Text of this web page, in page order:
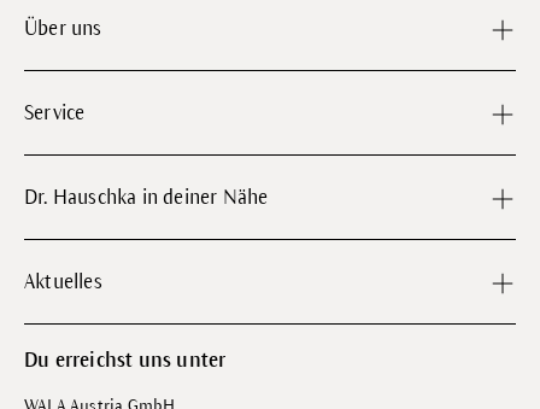
Über uns
Service
Dr. Hauschka in deiner Nähe
Aktuelles
Du erreichst uns unter